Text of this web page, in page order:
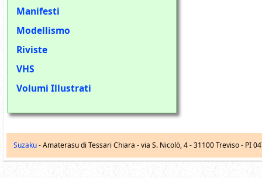
Manifesti
Modellismo
Riviste
VHS
Volumi Illustrati
Suzaku- Amaterasu di Tessari Chiara -via S. Nicolò, 4-31100 Treviso - PI